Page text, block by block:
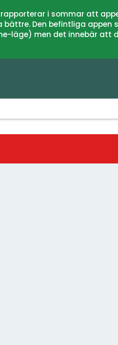
i sommar att
Den befintliga appen
läge) men det innebär att